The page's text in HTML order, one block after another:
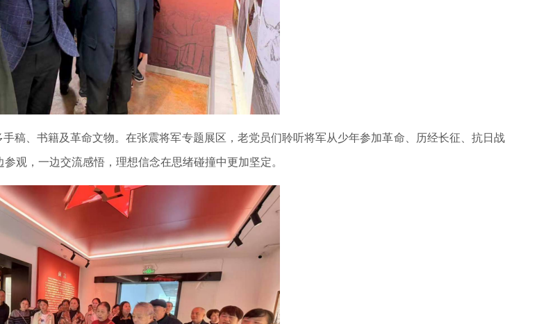
、书籍及革命文物。在张震将军专题展区，老党员们聆听将军从少年参加革命、历经长征、抗日战
观，一边交流感悟，理想信念在思绪碰撞中更加坚定。